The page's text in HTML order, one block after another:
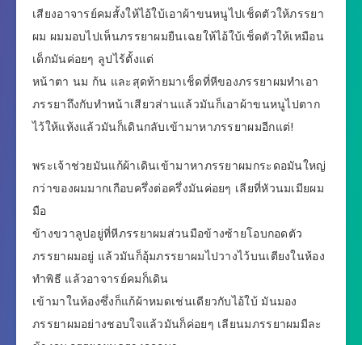
เสียงอาจารย์คมสั้งให้ไอ้ใบ้เอาผ้าขนหนูไปเช็ดตัวให้ภรรยา
ผม ผมมอบไปเห็นภรรยาผมยืนเฉยให้ไอ้ใบ้เช็ดตัวให้เหมือน
เด็กมันค่อยๆ ลูปไร้ตั้งแต่
หน้าตา นม ก้น และสุดท้ายมาเช็ดที่หีของภรรยาผมทำเอา
ภรรยาถึงกับทำหน้าเสียวส่านแล้วมันก็เอาผ้าขนหนูไปตาก
ไว้ให้แห้งแล้วมันก็เดินกลับเข้ามาหาภรรยาผมอีกแต่!
พระเจ้าช่วยมันแก้ผ้าเดินเข้ามาหาภรรยาผมกระดอมันใหญ่
กว่าของผมมากเกือบครึ่งต่อครึ่งมันค่อยๆ เลียที่หัวนมเมียผม
มือ
ข้างขวาลูปอยู่ที่หีภรรยาผมส่วนมือข้างซ้ายโอบกอดตัว
ภรรยาผมอยู่ แล้วมันก็อุ้มภรรยาผมไปวางไว้บนเตียงในห้อง
ทำพิธี แล้วอาจารย์คมก็เดิน
เข้ามาในห้องซึ่งก็แก้ผ้าหมดเช่นเดียวกับไอ้ใบ้ มันมอง
ภรรยาผมอย่างชอบใจแล้วมันก็ค่อยๆ เลียนมภรรยาผมมีละ